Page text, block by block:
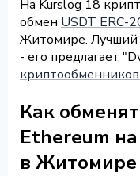
На Kurslog 18
обмен USDT ERC-
Житомире. Лучший
- его предлагает
Как
Ethereum
в Житомире